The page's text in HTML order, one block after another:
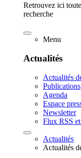
Retrouvez ici
recherche
Menu
Actualités
Actualités
Publications
Agenda
Espace
Newsletter
Flux RSS
Actualités
Actualités